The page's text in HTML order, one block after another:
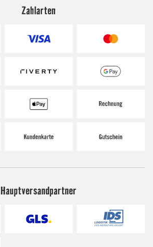
Zahlarten
Hauptversandpartner